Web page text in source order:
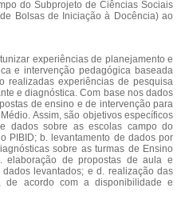
do Subprojeto de Ciências Sociais
Bolsas de Iniciação à Docência) ao
experiências de planejamento e
e intervenção pedagógica baseada
realizadas experiências de pesquisa
e diagnóstica. Com base nos dados
de ensino e de intervenção para
Assim, são objetivos específicos
dados sobre as escolas campo do
PIBID; b. levantamento de dados por
sobre as turmas de Ensino
elaboração de propostas de aula e
levantados; e d. realização das
de acordo com a disponibilidade e